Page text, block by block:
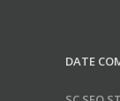
DATE